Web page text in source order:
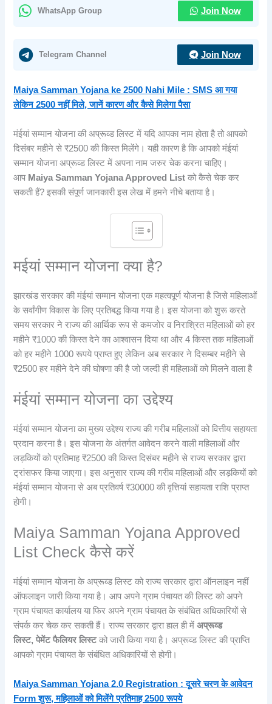
WhatsApp Group Join Now
Telegram Channel Join Now
Maiya Samman Yojana ke 2500 Nahi Mile : SMS आ गया
लेकिन 2500 नहीं मिले, जानें कारण और कैसे मिलेगा पैसा
मंईयां सम्मान योजना की अप्रूव्ड लिस्ट में यदि आपका नाम होता है तो आपको
दिसंबर महीने से ₹2500 की किस्त मिलेंगे। यही कारण है कि आपको मंईयां
सम्मान योजना अप्रूव्ड लिस्ट में अपना नाम जरुर चेक करना चाहिए।
आप Maiya Samman Yojana Approved List को कैसे चेक कर
सकती हैं? इसकी संपूर्ण जानकारी इस लेख में हमने नीचे बताया है।
मईयां सम्मान योजना क्या है?
झारखंड सरकार की मंईयां सम्मान योजना एक महत्वपूर्ण योजना है जिसे महिलाओं
के सर्वांगीण विकास के लिए प्रतिबद्ध किया गया है। इस योजना को शुरू करते
समय सरकार ने राज्य की आर्थिक रूप से कमजोर व निराश्रित महिलाओं को हर
महीने ₹1000 की किस्त देने का आश्वासन दिया था और 4 किस्त तक महिलाओं
को हर महीने 1000 रूपये प्राप्त हुए लेकिन अब सरकार ने दिसम्बर महीने से
₹2500 हर महीने देने की घोषणा की है जो जल्दी ही महिलाओं को मिलने वाला है
मंईयां सम्मान योजना का उद्देश्य
मंईयां सम्मान योजना का मुख्य उद्देश्य राज्य की गरीब महिलाओं को वित्तीय सहायता
प्रदान करना है। इस योजना के अंतर्गत आवेदन करने वाली महिलाओं और
लड़कियों को प्रतिमाह ₹2500 की किस्त दिसंबर महीने से राज्य सरकार द्वारा
ट्रांसफर किया जाएगा। इस अनुसार राज्य की गरीब महिलाओं और लड़कियों को
मंईयां सम्मान योजना से अब प्रतिवर्ष ₹30000 की वृत्तियां सहायता राशि प्राप्त
होगी।
Maiya Samman Yojana Approved
List Check कैसे करें
मंईयां सम्मान योजना के अप्रूव्ड लिस्ट को राज्य सरकार द्वारा ऑनलाइन नहीं
ऑफलाइन जारी किया गया है। आप अपने ग्राम पंचायत की लिस्ट को अपने
ग्राम पंचायत कार्यालय या फिर अपने ग्राम पंचायत के संबंधित अधिकारियों से
संपर्क कर चेक कर सकती हैं। राज्य सरकार द्वारा हाल ही मेंअप्रूव्ड
लिस्ट, पेमेंट फैलियर लिस्टको जारी किया गया है। अप्रूव्ड लिस्ट की प्राप्ति
आपको ग्राम पंचायत के संबंधित अधिकारियों से होगी।
Maiya Samman Yojana 2.0 Registration : दूसरे चरण के आवेदन
Form शुरू, महिलाओं को मिलेंगे प्रतिमाह 2500 रूपये